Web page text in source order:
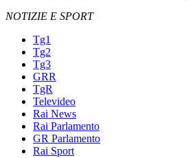
NOTIZIE E SPORT
Tg1
Tg2
Tg3
GRR
TgR
Televideo
Rai News
Rai Parlamento
GR Parlamento
Rai Sport